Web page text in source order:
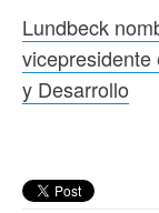
Lundbeck
vicepresidente
y Desarrollo